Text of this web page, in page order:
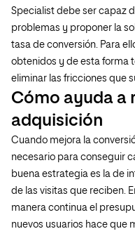
Specialist debe ser capaz
problemas y proponer la
tasa de conversión. Para
obtenidos y de esta forma
eliminar las fricciones que
Cómo ayuda a
adquisición
Cuando mejora la
necesario para conseguir
buena estrategia es la de
de las visitas que reciben.
manera continua el
nuevos usuarios hace que